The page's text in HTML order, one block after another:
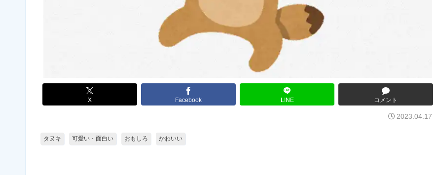
X Facebook LINE コメント
2023.04.17
タヌキ 可愛い・面白い おもしろ かわいい